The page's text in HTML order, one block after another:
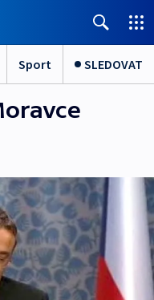
Sport SLEDOVAT